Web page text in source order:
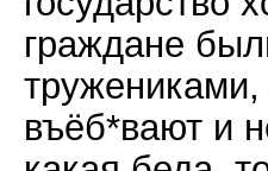
граждане
тружениками,
въёб*вают и